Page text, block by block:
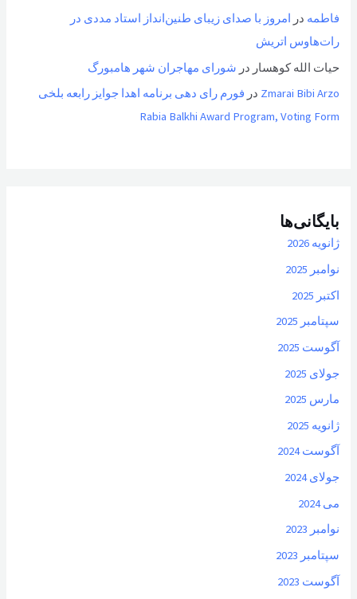
فاطمه در امروز با صدای زیبای طنین‌انداز استاد مددی در
رات‌هاوس اتریش
حیات الله کوهسار در شورای مهاجران شهر هامبورگ
Zmarai Bibi Arzo در فورم رای دهی برنامه اهدا جوایز رابعه بلخی
Rabia Balkhi Award Program, Voting Form
بایگانی‌ها
ژانویه 2026
نوامبر 2025
اکتبر 2025
سپتامبر 2025
آگوست 2025
جولای 2025
مارس 2025
ژانویه 2025
آگوست 2024
جولای 2024
می 2024
نوامبر 2023
سپتامبر 2023
آگوست 2023